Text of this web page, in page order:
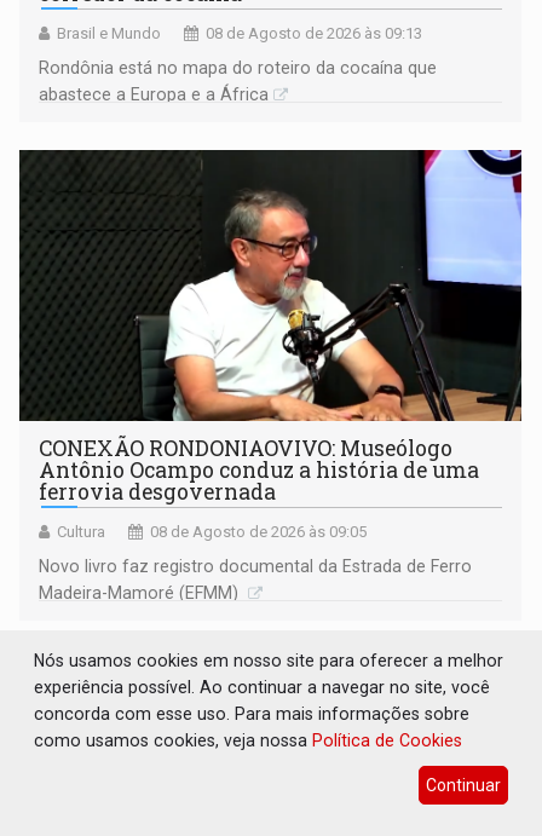
Brasil e Mundo 08 de Agosto de 2026 às 09:13
Rondônia está no mapa do roteiro da cocaína que
abastece a Europa e a África
CONEXÃO RONDONIAOVIVO: Museólogo
Antônio Ocampo conduz a história de uma
ferrovia desgovernada
Cultura 08 de Agosto de 2026 às 09:05
Novo livro faz registro documental da Estrada de Ferro
Madeira-Mamoré (EFMM)
Nós usamos cookies em nosso site para oferecer a melhor
experiência possível. Ao continuar a navegar no site, você
concorda com esse uso. Para mais informações sobre
como usamos cookies, veja nossa Política de Cookies
Continuar